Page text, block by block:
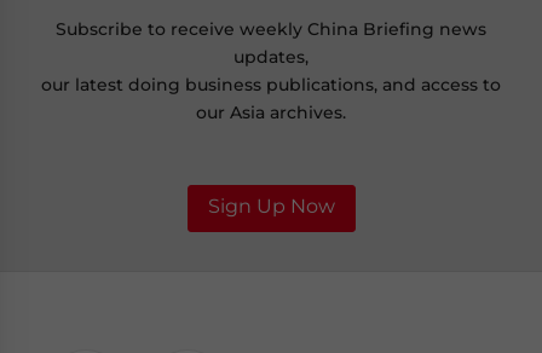
Subscribe to receive weekly China Briefing news
updates,
our latest doing business publications, and access to
our Asia archives.
Sign Up Now